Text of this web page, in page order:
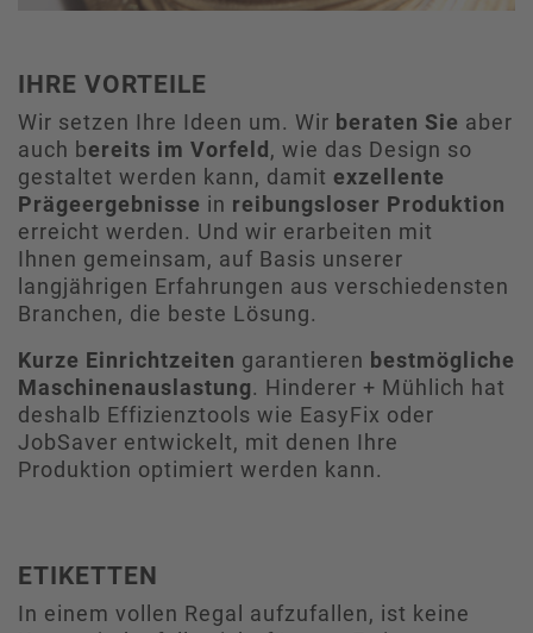
IHRE VORTEILE
Wir setzen Ihre Ideen um. Wir beraten Sie aber
auch bereits im Vorfeld , wie das Design so
gestaltet werden kann, damit exzellente
Prägeergebnisse in reibungsloser Produktion
erreicht werden. Und wir erarbeiten mit
Ihnen gemeinsam, auf Basis unserer
langjährigen Erfahrungen aus verschiedensten
Branchen, die beste Lösung.
Kurze Einrichtzeiten garantieren bestmögliche
Maschinenauslastung. Hinderer + Mühlich hat
deshalb Effizienztools wie EasyFix oder
JobSaver entwickelt, mit denen Ihre
Produktion optimiert werden kann.
ETIKETTEN
In einem vollen Regal aufzufallen, ist keine